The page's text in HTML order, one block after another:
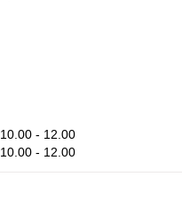
10.00 - 12.00
10.00 - 12.00